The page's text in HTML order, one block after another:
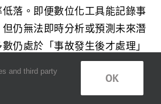
落。即便數位化工具能記錄事
仍無法即時分析或預測未來潛
仍處於「事故發生後才處理」
and third party
OK